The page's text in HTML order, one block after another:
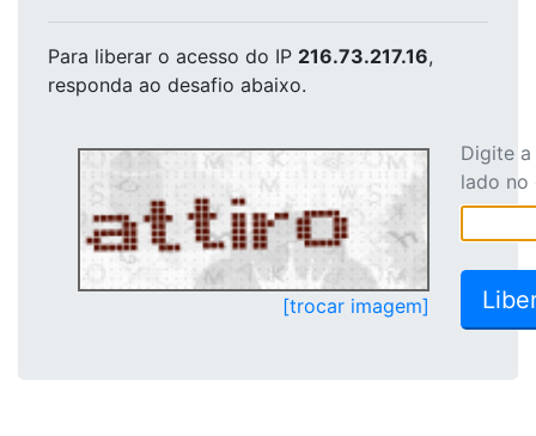
Para liberar o acesso do IP 216.73.217.16,
responda ao desafio abaixo.
[trocar imagem]
Digite
lado no